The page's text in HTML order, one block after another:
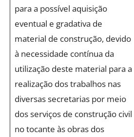
para a possível aquisição
eventual e gradativa de
material de construção, devido
à necessidade contínua da
utilização deste material para a
realização dos trabalhos nas
diversas secretarias por meio
dos serviços de construção civil
no tocante às obras dos